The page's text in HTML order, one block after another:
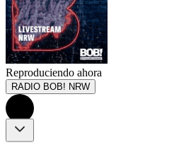
Reproduciendo ahora
RADIO BOB! NRW